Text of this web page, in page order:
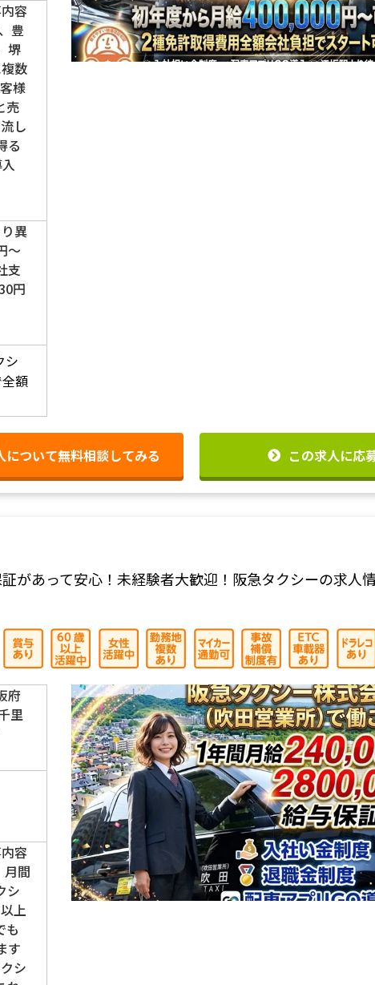
容
豊
堺
数
様
売
し
る
異
～
支
円
シ
額
について無料相談してみる この求人に応
があって安心！未経験者大歓迎！阪急タクシーの求人
府
里
容
月間
シ
上
も
す
シ